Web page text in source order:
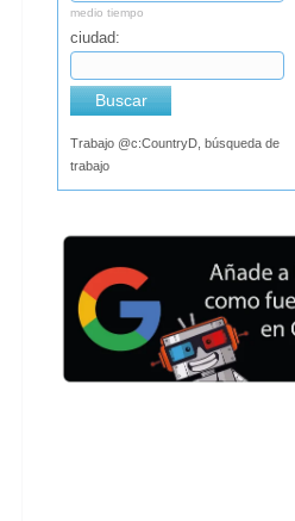
medio tiempo
ciudad:
Buscar
Trabajo @c:CountryD, búsqueda de
trabajo